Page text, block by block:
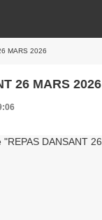
MARS 2026
26 MARS 2026